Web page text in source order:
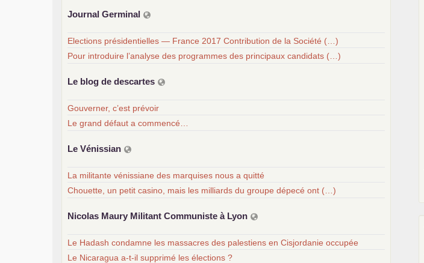
Journal Germinal
Elections présidentielles — France 2017 Contribution de la Société (…)
Pour introduire l’analyse des programmes des principaux candidats (…)
Le blog de descartes
Gouverner, c’est prévoir
Le grand défaut a commencé…
Le Vénissian
La militante vénissiane des marquises nous a quitté
Chouette, un petit casino, mais les milliards du groupe dépecé ont (…)
Nicolas Maury Militant Communiste à Lyon
Le Hadash condamne les massacres des palestiens en Cisjordanie occupée
Le Nicaragua a-t-il supprimé les élections ?